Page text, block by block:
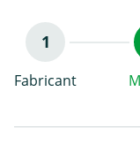
Fabricant